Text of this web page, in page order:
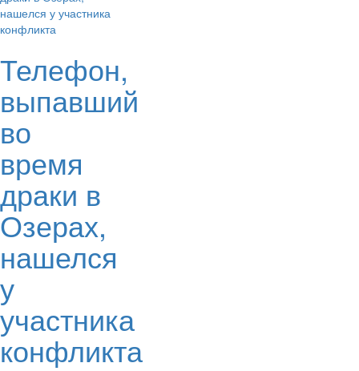
Телефон,
выпавший
во
время
драки в
Озерах,
нашелся
у
участника
конфликта